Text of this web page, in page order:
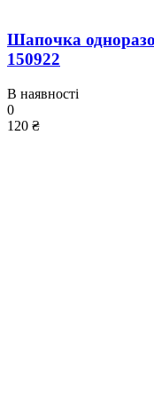
Шапочка
150922
В наявності
0
120 ₴